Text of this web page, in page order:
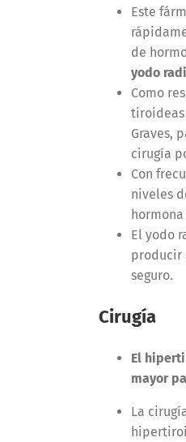
Este
de
yodo
Como
tiroideas
Graves,
cirugía
Con
niveles
El yodo
producir
seguro.
Cirugía
El
mayor
La